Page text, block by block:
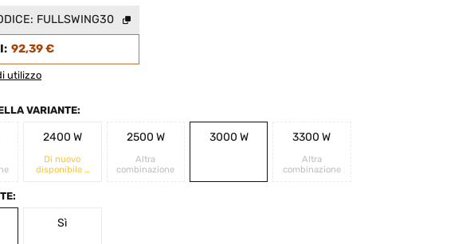
FULLSWING30
92,39 €
utilizzo
VARIANTE:
2400 W
Di nuovo
disponibile a
2500 W
Altra
combinazione
3000 W 3300 W
Altra
combinazione
Sì